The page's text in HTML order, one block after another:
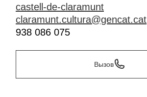
castell-de-claramunt
claramunt.cultura@gencat.cat
938 086 075
Вызов